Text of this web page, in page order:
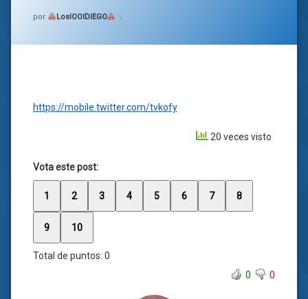
por LosIOOIDIEGO
https://mobile.twitter.com/tvkofy
20 veces visto
Vota este post:
1 2 3 4 5 6 7 8
9 10
Total de puntos: 0
0
0